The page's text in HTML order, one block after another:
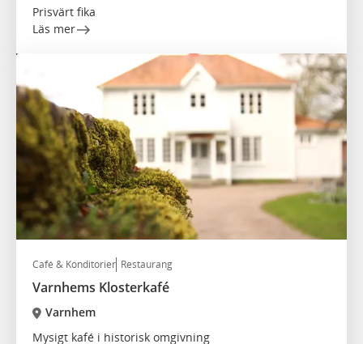
Prisvärt fika
Läs mer
Café & Konditorier Restaurang
Varnhems Klosterkafé
Varnhem
Mysigt kafé i historisk omgivning